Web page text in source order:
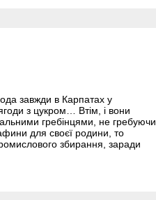
завжди в Карпатах у
з цукром… Втім, і вони
гребінцями, не гребуючи
для своєї родини, то
збирання, заради